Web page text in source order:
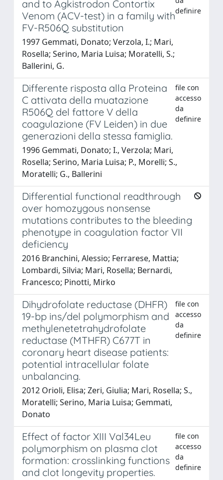
and to Agkistrodon Contortix
Venom (ACV-test) in a family with
FV-R506Q substitution
definire
1997 Gemmati, Donato; Verzola, I.; Mari,
Rosella; Serino, Maria Luisa; Moratelli, S.;
Ballerini, G.
Differente risposta alla Proteina
C attivata della muatazione
R506Q del fattore V della
coagulazione (FV Leiden) in due
generazioni della stessa famiglia.
file con
accesso
da
definire
1996 Gemmati, Donato; I., Verzola; Mari,
Rosella; Serino, Maria Luisa; P., Morelli; S.,
Moratelli; G., Ballerini
Differential functional readthrough
over homozygous nonsense
mutations contributes to the bleeding
phenotype in coagulation factor VII
deficiency
2016 Branchini, Alessio; Ferrarese, Mattia;
Lombardi, Silvia; Mari, Rosella; Bernardi,
Francesco; Pinotti, Mirko
Dihydrofolate reductase (DHFR)
19-bp ins/del polymorphism and
methylenetetrahydrofolate
reductase (MTHFR) C677T in
coronary heart disease patients:
potential intracellular folate
unbalancing.
file con
accesso
da
definire
2012 Orioli, Elisa; Zeri, Giulia; Mari, Rosella; S.,
Moratelli; Serino, Maria Luisa; Gemmati,
Donato
Effect of factor XIII Val34Leu
polymorphism on plasma clot
formation: crosslinking functions
and clot longevity properties.
file con
accesso
da
definire